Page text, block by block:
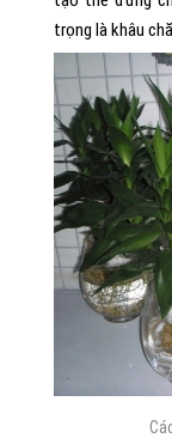
trọng là khâu